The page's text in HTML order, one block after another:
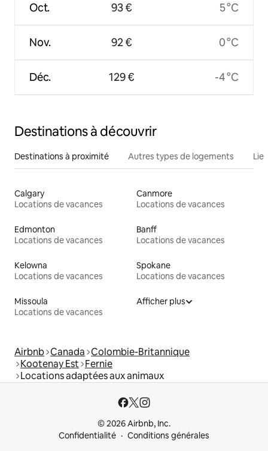
Oct.
Nov.
Déc.
93 €
92 €
129 €
5 °C
0 °C
-4 °C
Destinations à découvrir
Destinations à proximité Autres types de logements
Calgary
Locations de vacances
Canmore
Locations de vacances
Edmonton
Locations de vacances
Banff
Locations de vacances
Kelowna
Locations de vacances
Spokane
Locations de vacances
Missoula
Locations de vacances
Afficher plus
Airbnb Canada Colombie-Britannique
Kootenay Est Fernie
Locations adaptées aux animaux
© 2026 Airbnb, Inc.
Confidentialité
Conditions générales